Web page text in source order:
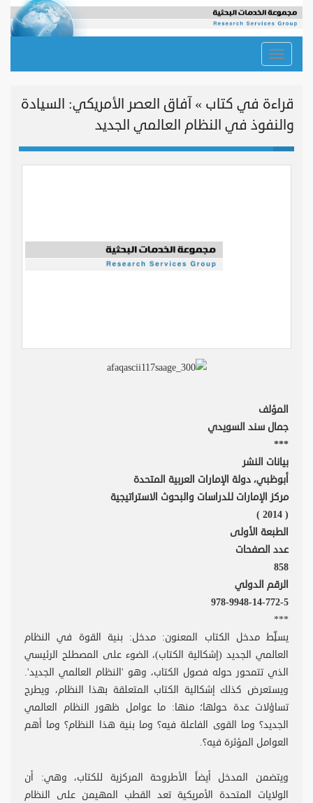
Toggle
navigation
قراءة في كتاب » آفاق العصر الأمريكي: السيادة
والنفوذ في النظام العالمي الجديد
المؤلف
جمال سند السويدي
***
بيانات النشر
أبوظبي، دولة الإمارات العربية المتحدة
مركز الإمارات للدراسات والبحوث الاستراتيجية
( 2014 )
الطبعة الأولى
عدد الصفحات
858
الرقم الدولي
978-9948-14-772-5
***
يسلِّط مدخل الكتاب المعنون: مدخل: بنية القوة في النظام
العالمي الجديد (إشكالية الكتاب)، الضوء على المصطلح الرئيسي
الذي تتمحور حوله فصول الكتاب، وهو 'النظام العالمي الجديد'.
ويستعرض كذلك إشكالية الكتاب المتعلقة بهذا النظام، ويطرح
تساؤلات عدة حولها؛ منها: ما عوامل ظهور النظام العالمي
الجديد؟ وما القوى الفاعلة فيه؟ وما بنية هذا النظام؟ وما أهم
العوامل المؤثرة فيه؟.
ويتضمن المدخل أيضاً الأطروحة المركزية للكتاب، وهي: أن
الولايات المتحدة الأمريكية تعد القطب المهيمن على النظام